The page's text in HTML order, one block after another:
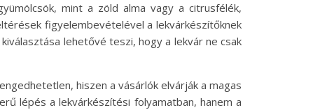
mint a zöld alma vagy a citrusfélék,
figyelembevételével a lekvárkészítőknek
lehetővé teszi, hogy a lekvár ne csak
hiszen a vásárlók elvárják a magas
lépés a lekvárkészítési folyamatban, hanem a